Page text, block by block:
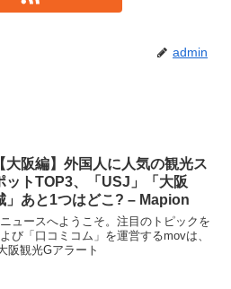
admin
【大阪編】外国人に人気の観光ス
ットTOP3、「USJ」「 大阪
」あと1つはどこ? – Mapion
ュースへようこそ。注目のトピックを
び「口コミコム」を運営するmovは、
阪観光Gアラート